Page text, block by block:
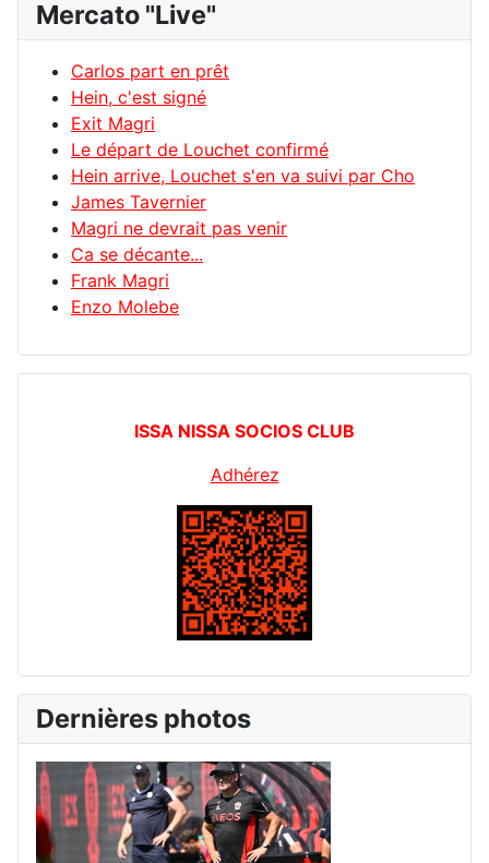
Mercato "Live"
Carlos part en prêt
Hein, c'est signé
Exit Magri
Le départ de Louchet confirmé
Hein arrive, Louchet s'en va suivi par Cho
James Tavernier
Magri ne devrait pas venir
Ca se décante...
Frank Magri
Enzo Molebe
ISSA NISSA SOCIOS CLUB
Adhérez
Dernières photos